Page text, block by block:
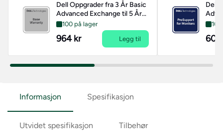
Dell Oppgrader fra 3 År Basic
Advanced Exchange til 5 År
Basic Advanced Exchange
100 på lager
964 kr Legg til
Dell
Informasjon Spesifikasjon
Utvidet spesifikasjon Tilbehør